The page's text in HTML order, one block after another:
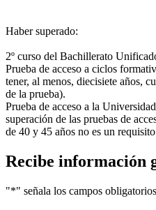
Haber superado:
2º curso del Bachillerato
Prueba de acceso a ciclos
tener, al menos, diecisiete años,
de la prueba).
Prueba de acceso a la
superación de las pruebas de
de 40 y 45 años no es un
Recibe información
"*" señala los campos obligatorios